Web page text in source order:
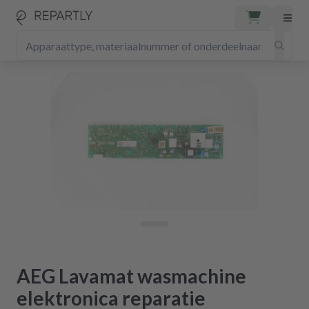
AEG Lavamat wasmachine
elektronica reparatie